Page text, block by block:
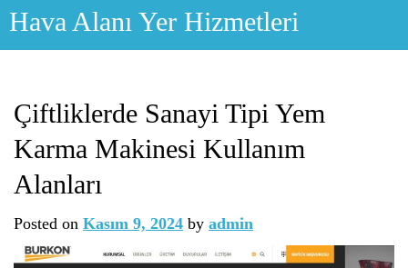
Skip
Hava Alanı Yer Hizmetleri
Çiftliklerde Sanayi Tipi Yem
Karma Makinesi Kullanım
Alanları
Posted on Kasım 9, 2024 by admin